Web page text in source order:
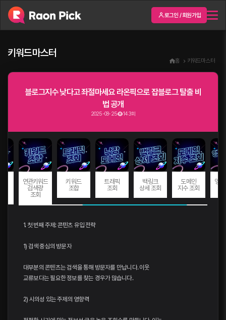
로그인 / 회원가입
키워드마스터
홈 키워드마스터
블로그지수 낮다고 좌절마세요 라온픽으로 잡블로그 탈출 비
법 공개
2025-08-25 143회
연관키워드
검색량
조회
키워드
조합
트래픽
조회
백링크
상세 조회
도메인
지수 조회
앵
1. 첫 번째 주제: 콘텐츠 유입 전략
1) 검색 중심의 방문자
대부분의 콘텐츠는 검색을 통해 방문자를 만납니다. 이웃
교류보다는 필요한 정보를 찾는 경우가 많습니다.
2) 시의성 있는 주제의 영향력